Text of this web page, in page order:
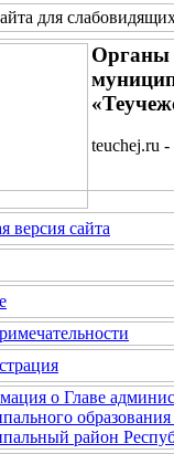
для
Органы
teuchej.ru
версия сайта
о Главе
район